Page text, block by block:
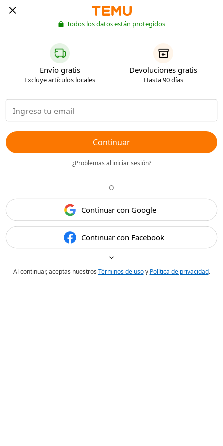
Todos los datos están protegidos
Envío gratis
Excluye artículos locales
Devoluciones gratis
Hasta 90 días
Continuar
¿Problemas al iniciar sesión?
O
Continuar con Google
Continuar con Facebook
Al continuar, aceptas nuestros Términos de usoy Política de privacidad.